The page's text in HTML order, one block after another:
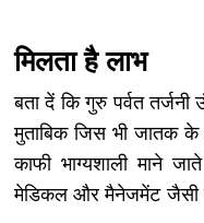
मिलता है लाभ
बता दें कि गुरु पर्वत
मुताबिक जिस भी जातक के
काफी भाग्यशाली माने
मेडिकल और मैनेजमेंट जैसी